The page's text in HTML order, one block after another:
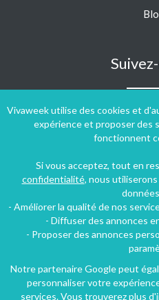
Vivaweek utilise des cookies et
expérience et proposer des
fonctionnent
Si vous acceptez, tout en
confidentialité, nous
- Améliorer la qualité de nos
- Diffuser des annonces
- Proposer des annonces
Notre partenaire Google peut
personnaliser votre
services. Vous trouverez plus
Conditions générales